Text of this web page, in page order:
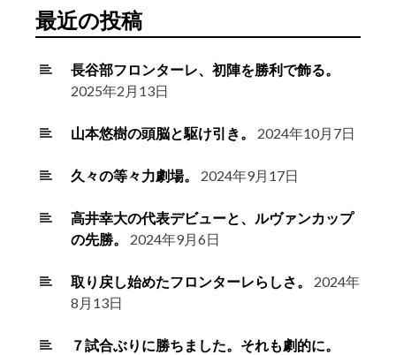
最近の投稿
長谷部フロンターレ、初陣を勝利で飾る。
2025年2月13日
山本悠樹の頭脳と駆け引き。 2024年10月7日
久々の等々力劇場。 2024年9月17日
高井幸大の代表デビューと、ルヴァンカップ
の先勝。
2024年9月6日
取り戻し始めたフロンターレらしさ。
2024年
8月13日
７試合ぶりに勝ちました。それも劇的に。